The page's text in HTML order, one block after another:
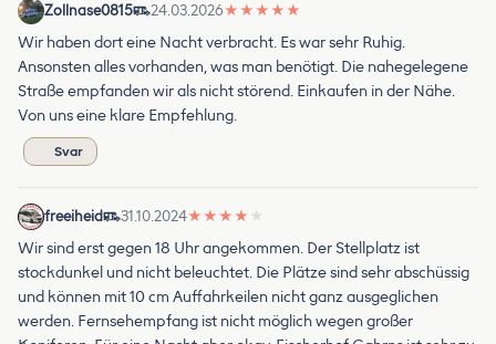
Zollnase0815 24.03.2026★ ★ ★ ★ ★
Wir haben dort eine Nacht verbracht. Es war sehr Ruhig.
Ansonsten alles vorhanden, was man benötigt. Die nahegelegene
Straße empfanden wir als nicht störend. Einkaufen in der Nähe.
Von uns eine klare Empfehlung.
Svar
freeiheid 31.10.2024★ ★ ★ ★ ★
Wir sind erst gegen 18 Uhr angekommen. Der Stellplatz ist
stockdunkel und nicht beleuchtet. Die Plätze sind sehr abschüssig
und können mit 10 cm Auffahrkeilen nicht ganz ausgeglichen
werden. Fernsehempfang ist nicht möglich wegen großer